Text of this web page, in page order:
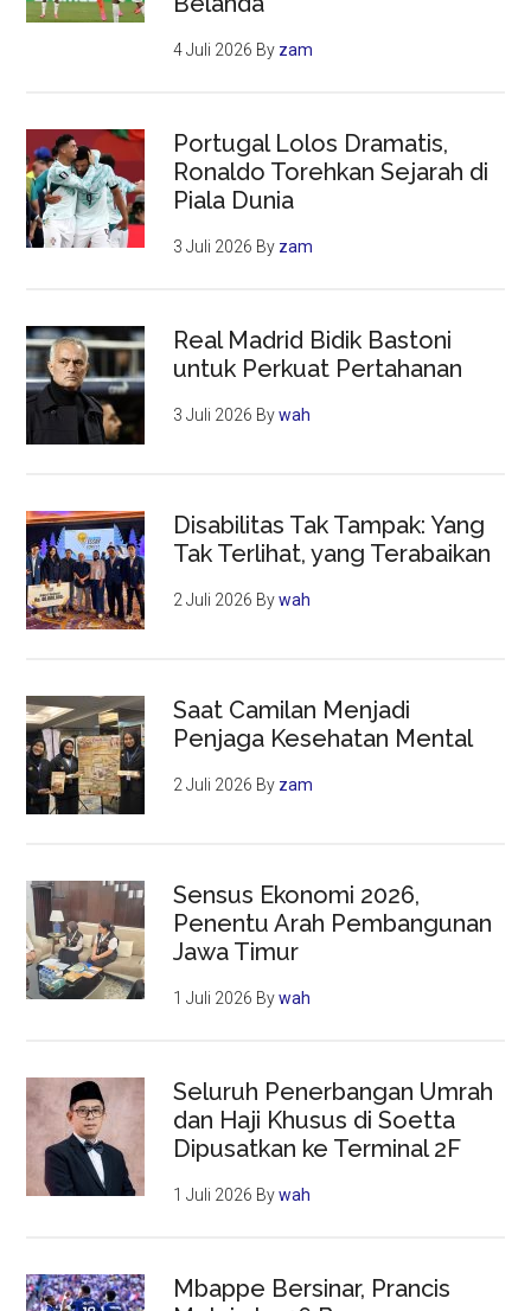
4 Juli 2026 By zam
Portugal Lolos Dramatis,
Ronaldo Torehkan Sejarah di
Piala Dunia
3 Juli 2026 By zam
Real Madrid Bidik Bastoni
untuk Perkuat Pertahanan
3 Juli 2026 Bywah
Disabilitas Tak Tampak: Yang
Tak Terlihat, yang Terabaikan
2 Juli 2026 Bywah
Saat Camilan Menjadi
Penjaga Kesehatan Mental
2 Juli 2026 By zam
Sensus Ekonomi 2026,
Penentu Arah Pembangunan
Jawa Timur
1 Juli 2026 Bywah
Seluruh Penerbangan Umrah
dan Haji Khusus di Soetta
Dipusatkan ke Terminal 2F
1 Juli 2026 Bywah
Mbappe Bersinar, Prancis